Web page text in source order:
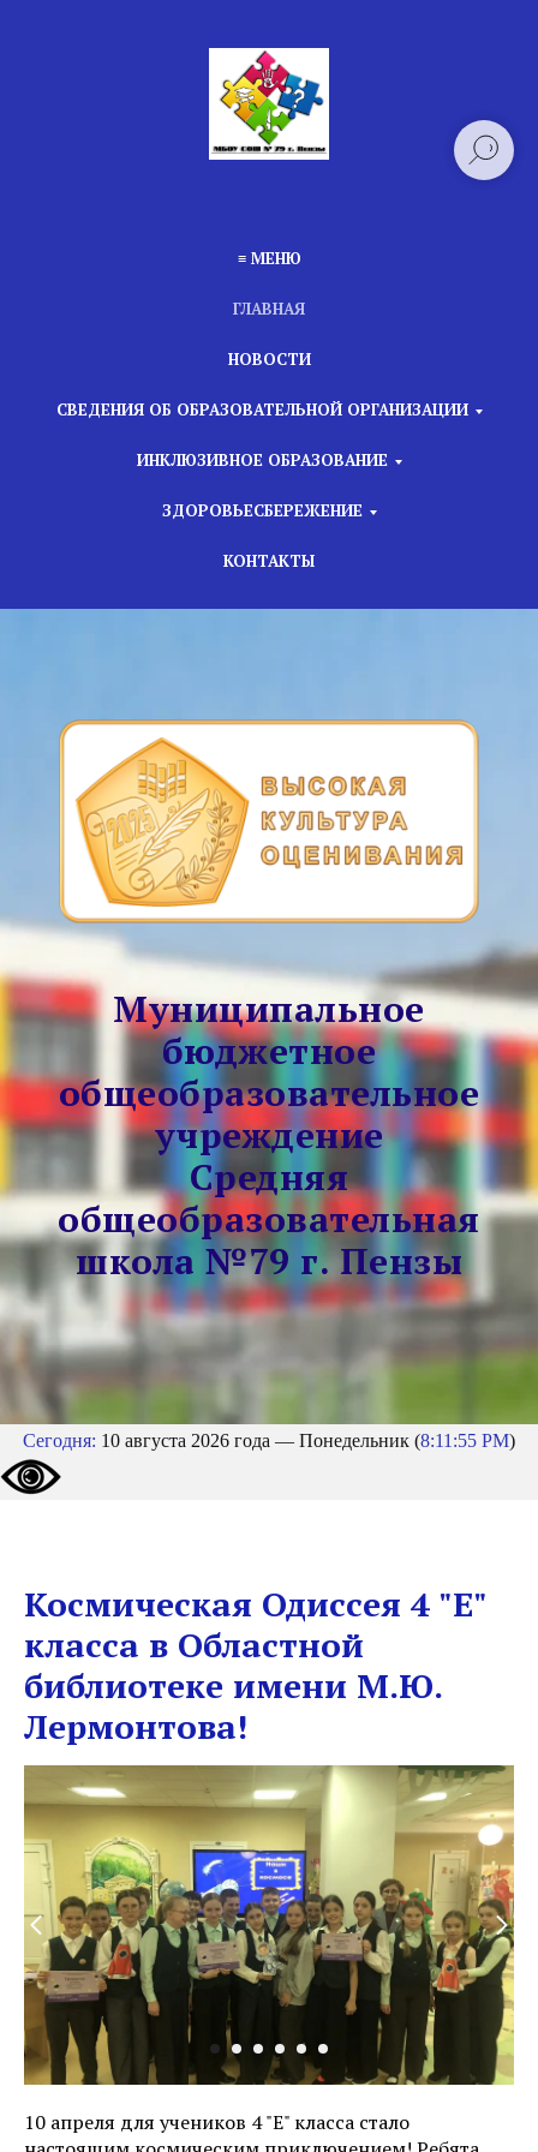
≡ МЕНЮ
ГЛАВНАЯ
НОВОСТИ
СВЕДЕНИЯ ОБ ОБРАЗОВАТЕЛЬНОЙ ОРГАНИЗАЦИИ
ИНКЛЮЗИВНОЕ ОБРАЗОВАНИЕ
ЗДОРОВЬЕСБЕРЕЖЕНИЕ
КОНТАКТЫ
Муниципальное
бюджетное
общеобразовательное
учреждение
Средняя
общеобразовательная
школа №79 г. Пензы
Сегодня: 10 августа 2026 года — Понедельник (8:11:55 PM)
Космическая Одиссея 4 "Е"
класса в Областной
библиотеке имени М.Ю.
Лермонтова!
10 апреля для учеников 4 "Е" класса стало